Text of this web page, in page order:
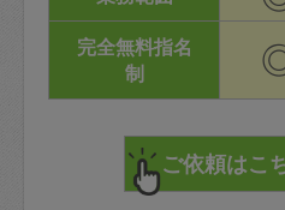
完全無料指名
制